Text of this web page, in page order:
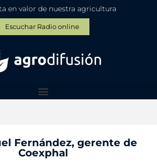
en valor de nuestra agricultura
Escuchar Radio online
Fernández, gerente de
Coexphal